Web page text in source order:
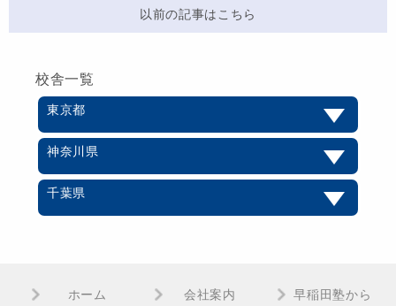
以前の記事はこちら
校舎一覧
東京都
神奈川県
千葉県
ホーム 会社案内
早稲田塾から